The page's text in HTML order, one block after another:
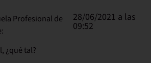
Profesional de
28/06/2021 a las
09:52
¿qué tal?